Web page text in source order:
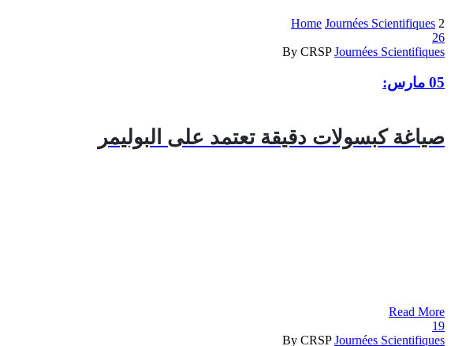
Home Journées Scientifiques 2
26
By CRSP Journées Scientifiques
05 مارس:
صياغة كبسولات دقيقة تعتمد على البوليمر
Read More
19
By CRSP Journées Scientifiques